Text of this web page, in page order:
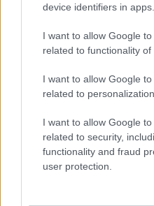
device identifiers in apps.
I want to allow Google
related to functionality of
I want to allow Google
related to personalization.
I want to allow Google
related to security,
functionality and fraud
user protection.
Ελλάδα|17.12.2023 16:42